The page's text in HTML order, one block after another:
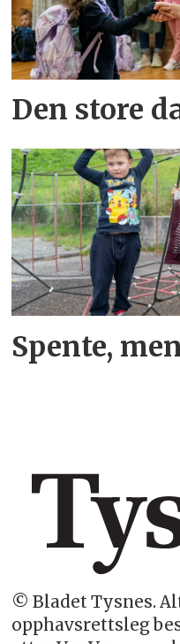
Den store
Spente,
© Bladet Tysnes.
opphavsrettsleg